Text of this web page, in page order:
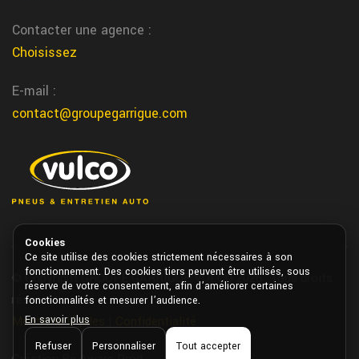
Vous trouvez votre magasin specialiste du pneu a Lescar chez
garrigue vulco
changement liquide refroidissement
Nous remplaçons votre liquide de refroidissement pour eviter la
surchauffe moteur, venez le changer dans nos centres Garrigue
partout dans le Sud Ouest
brive la gaillarde climatisation voiture
Nous entretenons et rechargons votre climatisation voiture a
brive la gaillarde chez garrigue vulco
Bayonne magasin pneu
Vous trouvez votre magasin specialiste du pneu a Bayonne chez
garrigue vulco
depannage pneu agricole domicile
Contacter une agence :
Choisissez
E-mail :
contact@groupegarrigue.com
© Copyright GROUPE GARRIGUE VULCO 2026. Tous droits
réservés.
Mentions légales
Cookies
Ce site utilise des cookies strictement nécessaires à son
fonctionnement. Des cookies tiers peuvent être utilisés, sous
réserve de votre consentement, afin d’améliorer certaines
fonctionnalités et mesurer l’audience.
En savoir plus
Refuser
Personnaliser Tout accepter